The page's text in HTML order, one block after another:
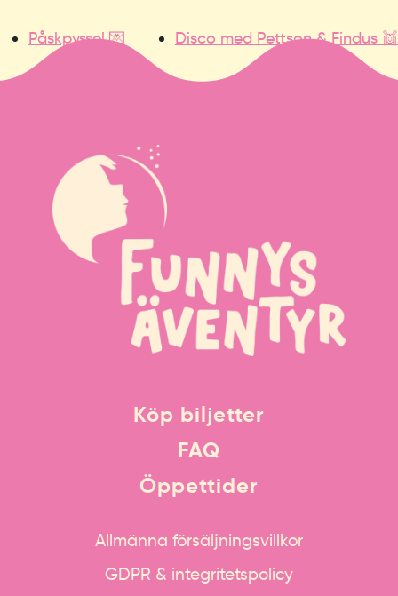
Påskpyssel 💌 Disco med Pettson & Findus 👯
Köp biljetter
FAQ
Öppettider
Allmänna försäljningsvillkor
GDPR & integritetspolicy